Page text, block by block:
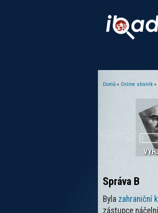
Domů » Online slovník »
Správa B
Byla zahraniční
zástupce